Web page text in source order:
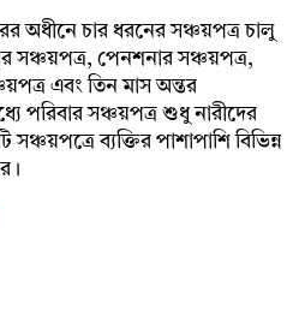
অধীনে চার ধরনের সঞ্চয়পত্র চালু
পেনশনার সঞ্চয়পত্র,
এবং তিন মাস অন্তর
পরিবার সঞ্চয়পত্র শুধু নারীদের
ব্যক্তির পাশাপাশি বিভিন্ন